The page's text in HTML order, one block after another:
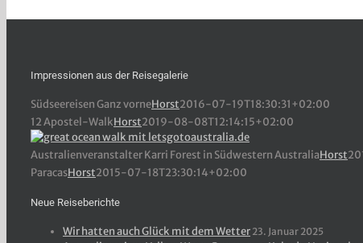
Impressionen aus der Reisegalerie
Südseereisen Ganz vorneHorst2016-07-19T18:30:31+02:00
12 Apostel-WalkHorst2019-08-08T12:14:15+02:00
Australienveranstalter Karri Forest in Südwestern AustraliaHorst
ParacasHorst2015-07-18T23:30:14+02:00
Neue Reiseberichte
Wir hatten auch Glück mit dem Wetter 23. Januar 2025